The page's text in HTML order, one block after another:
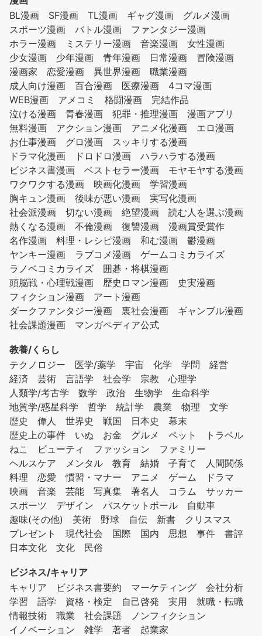
BL漫画
SF漫画 TL漫画 ギャグ漫画
グルメ漫画
スポーツ漫画
バトル漫画
ファンタジー漫画
ホラー漫画
ミステリー漫画 音楽漫画
女性漫画
少女漫画
少年漫画 青年漫画 日常漫画
冒険漫画
漫画家
恋愛漫画 異世界漫画
職業漫画
成人向け漫画
百合漫画 医療漫画
4コマ漫画
WEB漫画
アメコミ 格闘漫画
完結作品
泣ける漫画
青春漫画 犯罪・推理漫画
漫画アプリ
無料漫画
アクション漫画 アニメ化漫画
エロ漫画
お仕事漫画
グロ漫画
スッキリする漫画
ドラマ化漫画
ドロドロ漫画
ハラハラする漫画
ビジネス書漫画
ベストセラー漫画
モヤモヤする漫画
ワクワクする漫画
映画化漫画
学習漫画
胸キュン漫画
後味が悪い漫画
実写化漫画
社会派漫画
切ない漫画 絶望漫画
読む人を選ぶ漫画
熱くなる漫画
不倫漫画 復讐漫画
漫画賞受賞作
名作漫画
料理・レシピ漫画 和む漫画
鬱漫画
ヤンキー漫画
ラブコメ漫画
ゲームコミカライズ
ラノベコミカライズ
囲碁・将棋漫画
頭脳戦・心理戦漫画
歴史ロマン漫画
史実漫画
フィクション漫画
アート漫画
ダークファンタジー漫画
裏社会漫画
ギャンブル漫画
社会課題漫画
マンガペディア公式
教養/くらし
テクノロジー
医学/薬学 宇宙 化学 学問
経営
経済
芸術 言語学 社会学 宗教
心理学
人類学/考古学
数学 政治 生物学
生命科学
地質学/惑星科学
哲学 統計学 農業 物理
文学
歴史
偉人 世界史 戦国 日本史
幕末
歴史上の事件
いぬ お金 グルメ ペット
トラベル
ねこ
ビューティ ファッション
ファミリー
ヘルスケア
メンタル 教育 結婚 子育て
人間関係
料理
恋愛 慣習・マナー アニメ ゲーム
ドラマ
映画
音楽 芸能 写真集 著名人 コラム
サッカー
スポーツ
デザイン バスケットボール
自動車
趣味(その他)
美術 野球 自伝 新書
クリスマス
プレゼント
現代社会 国際 国内 思想 事件
書評
日本文化
文化 民俗
ビジネス/キャリア
キャリア
ビジネス書要約 マーケティング
会社分析
学習
語学 資格・検定 自己啓発 実用
就職・転職
情報技術
職業 社会課題
ノンフィクション
イノベーション
雑学 著者 起業家